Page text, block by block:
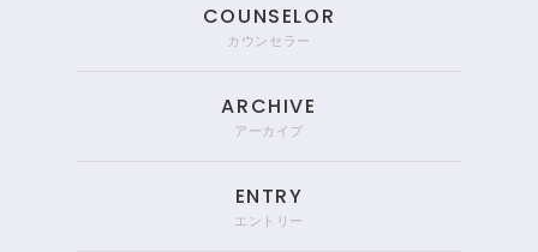
COUNSELOR
カウンセラー
ARCHIVE
アーカイブ
ENTRY
エントリー